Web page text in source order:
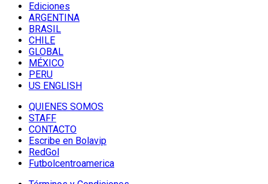
Ediciones
ARGENTINA
BRASIL
CHILE
GLOBAL
MÉXICO
PERU
US ENGLISH
QUIENES SOMOS
STAFF
CONTACTO
Escribe en Bolavip
RedGol
Futbolcentroamerica